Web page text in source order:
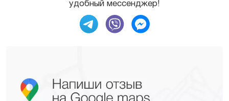
удобный мессенджер!